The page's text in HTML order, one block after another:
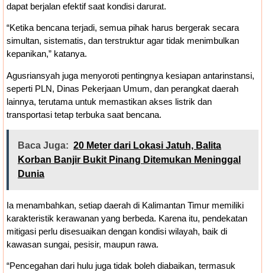
dapat berjalan efektif saat kondisi darurat.
“Ketika bencana terjadi, semua pihak harus bergerak secara
simultan, sistematis, dan terstruktur agar tidak menimbulkan
kepanikan,” katanya.
Agusriansyah juga menyoroti pentingnya kesiapan antarinstansi,
seperti PLN, Dinas Pekerjaan Umum, dan perangkat daerah
lainnya, terutama untuk memastikan akses listrik dan
transportasi tetap terbuka saat bencana.
Baca Juga: 20 Meter dari Lokasi Jatuh, Balita
Korban Banjir Bukit Pinang Ditemukan Meninggal
Dunia
Ia menambahkan, setiap daerah di Kalimantan Timur memiliki
karakteristik kerawanan yang berbeda. Karena itu, pendekatan
mitigasi perlu disesuaikan dengan kondisi wilayah, baik di
kawasan sungai, pesisir, maupun rawa.
“Pencegahan dari hulu juga tidak boleh diabaikan, termasuk